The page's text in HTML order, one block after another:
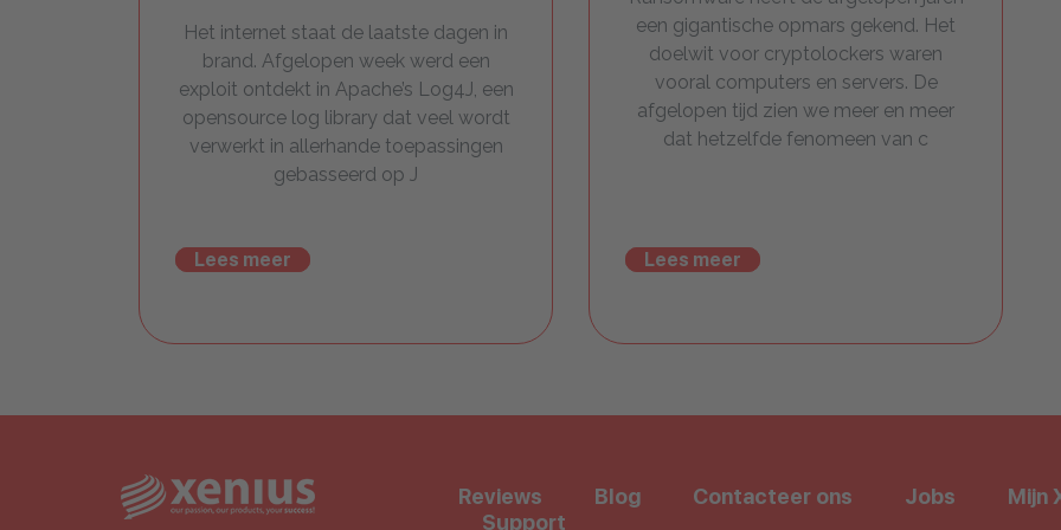
Het internet staat de laatste dagen in
brand. Afgelopen week werd een
exploit ontdekt in Apache’s Log4J, een
opensource log library dat veel wordt
verwerkt in allerhande toepassingen
gebasseerd op J
Lees meer
een gigantische opmars gekend. Het
doelwit voor cryptolockers waren
vooral computers en servers. De
afgelopen tijd zien we meer en meer
dat hetzelfde fenomeen van c
Lees meer
Reviews Blog Contacteer ons Jobs
Mijn
Support